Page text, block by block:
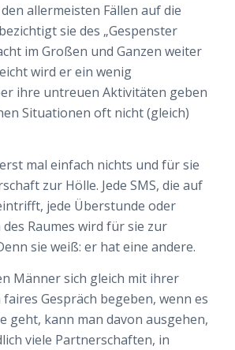
allermeisten Fällen auf die
sie des „Gespenster
im Großen und Ganzen weiter
wird er ein wenig
ihre untreuen Aktivitäten geben
Situationen oft nicht (gleich)
mal einfach nichts und für sie
zur Hölle. Jede SMS, die auf
jede Überstunde oder
des Raumes wird für sie zur
sie weiß: er hat eine andere.
Männer sich gleich mit ihrer
Gespräch begeben, wenn es
geht, kann man davon ausgehen,
viele Partnerschaften, in